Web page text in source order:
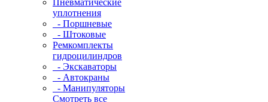
Пневматические
уплотнения
- Поршневые
- Штоковые
Ремкомплекты
гидроцилиндров
- Экскаваторы
- Автокраны
- Манипуляторы
Смотреть все